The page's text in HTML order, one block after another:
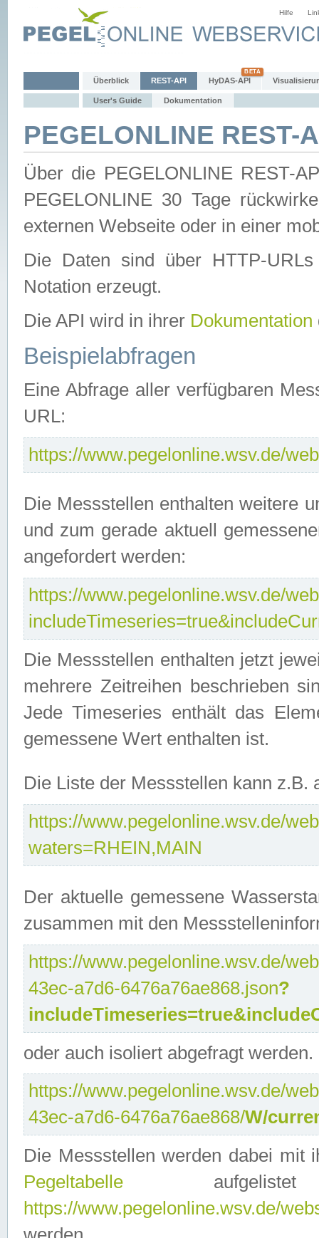
Hilfe
Überblick REST-API HyDAS-API
User's Guide Dokumentation
PEGELONLINE REST-
Über die PEGELONLINE REST-
PEGELONLINE 30 Tage
externen Webseite oder in einer
Die Daten sind über HTTP-
Notation erzeugt.
Die API wird in ihrer Dokumentation
Beispielabfragen
Eine Abfrage aller verfügbaren
URL:
https://www.pegelonline.wsv.de/
Die Messstellen enthalten weitere
und zum gerade aktuell
angefordert werden:
https://www.pegelonline.wsv.de/
Die Messstellen enthalten jetzt
mehrere Zeitreihen beschrieben
Jede Timeseries enthält das
gemessene Wert enthalten ist.
Die Liste der Messstellen kann
https://www.pegelonline.wsv.de/
waters=RHEIN,MAIN
Der aktuelle gemessene
zusammen mit den
https://www.pegelonline.wsv.de/
43ec-a7d6-6476a76ae868.json?
oder auch isoliert abgefragt werden.
https://www.pegelonline.wsv.de/
43ec-a7d6-6476a76ae868/W/
Die Messstellen werden dabei mit
Pegeltabelle
https://www.pegelonline.wsv.de/